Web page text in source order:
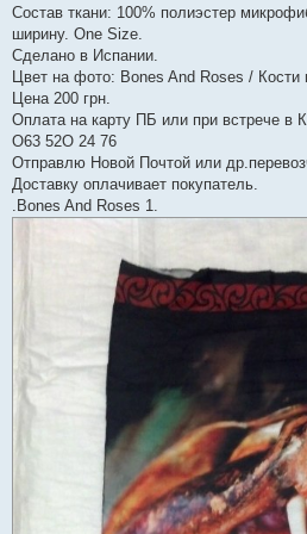
Состав ткани: 100% полиэстер
ширину. Оne Size.
Сделано в Испании.
Цвет на фото: Bones And Roses / Кости
Цена 200 грн.
Оплата на карту ПБ или при встрече в
О63 52O 24 76
Отправлю Новой Почтой или
Доставку оплачивает покупатель.
.Bones And Roses 1.